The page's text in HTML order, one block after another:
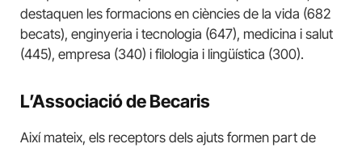
destaquen les formacions en ciències de la vida (682
becats), enginyeria i tecnologia (647), medicina i salut
(445), empresa (340) i filologia i lingüística (300).
L’Associació de Becaris
Així mateix, els receptors dels ajuts formen part de